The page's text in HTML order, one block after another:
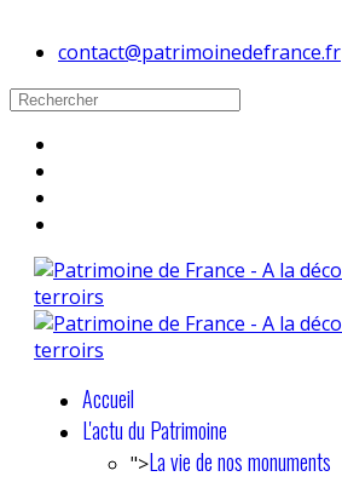
contact@patrimoinedefrance.fr
Accueil
L'actu du Patrimoine
">La vie de nos monuments